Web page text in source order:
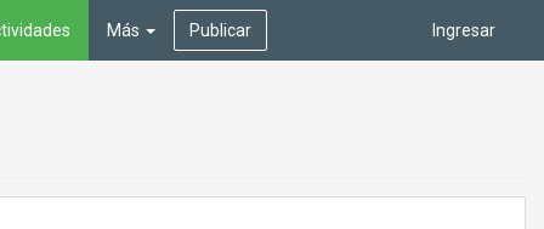
Ingresar
Más Publicar